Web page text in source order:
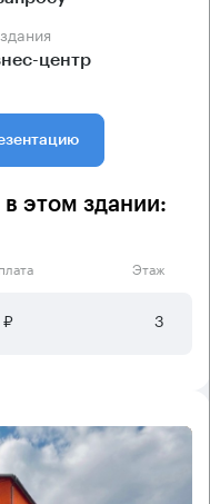
центр
этом здании:
Этаж
3